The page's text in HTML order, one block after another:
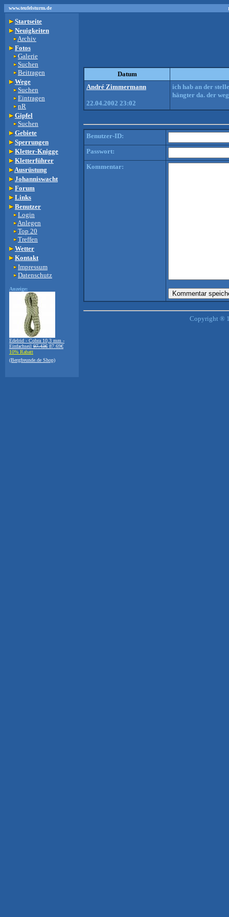
www.teufelsturm.de
Startseite
Neuigkeiten
Archiv
Fotos
Galerie
Suchen
Beitragen
Wege
Suchen
Eintragen
nR
Gipfel
Suchen
Gebiete
Sperrungen
Kletter-Knigge
Kletterführer
Ausrüstung
Johanniswacht
Forum
Links
Benutzer
Login
Anlegen
Top 20
Treffen
Wetter
Kontakt
Impressum
Datenschutz
Anzeige:
Edelrid - Cobra 10,3 mm -
Einfachseil 97.43€ 87.69€
10% Rabatt
(Bergfreunde.de Shop)
Datum
André Zimmermann
22.04.2002 23:02
ich hab an der
hängter da. der
Benutzer-ID:
Passwort:
Kommentar:
Copyright ®